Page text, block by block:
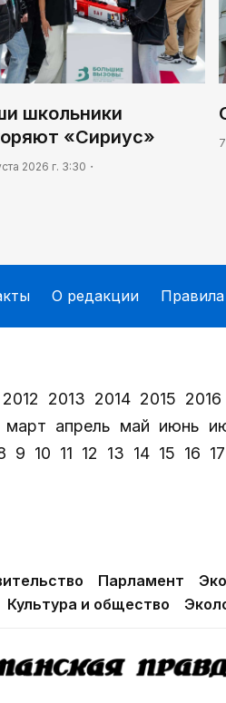
школьники
«Сириус»
2026 г. 3:30
О редакции
2012 2013 2014 2015 2016
март апрель май июнь
9 10 11 12 13 14 15 16 17
Парламент
Культура и общество